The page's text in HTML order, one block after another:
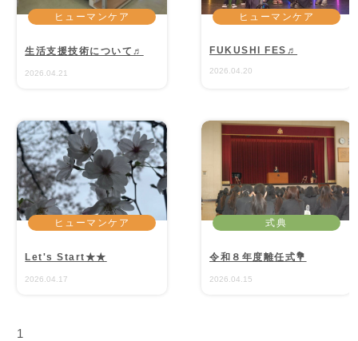
ヒューマンケア
生活支援技術について♬
2026.04.21
ヒューマンケア
FUKUSHI FES♬
2026.04.20
ヒューマンケア
Let's Start★★
2026.04.17
式典
令和８年度離任式💐
2026.04.15
1